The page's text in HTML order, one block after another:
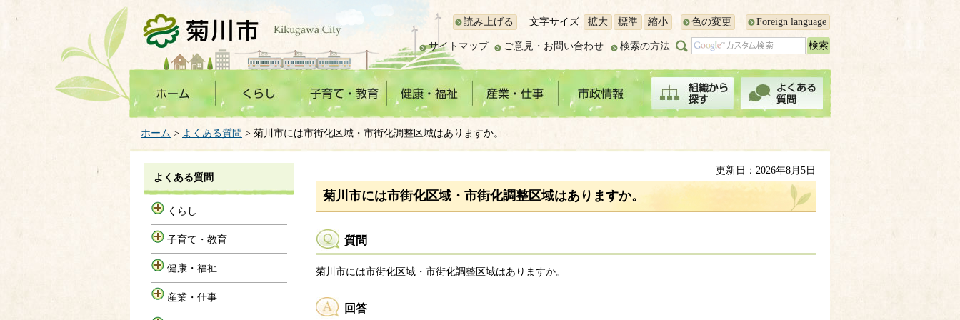
菊川市 読み上げる 文字サイズ 拡大 標準 縮小 色の変更 Foreign language
サイトマップ ご意見・お問い合わせ 検索の方法
ホーム > よくある質問 > 菊川市には市街化区域・市街化調整区域はありますか。
よくある質問
くらし
子育て・教育
健康・福祉
産業・仕事
更新日：2026年8月5日
菊川市には市街化区域・市街化調整区域はありますか。
質問
菊川市には市街化区域・市街化調整区域はありますか。
回答